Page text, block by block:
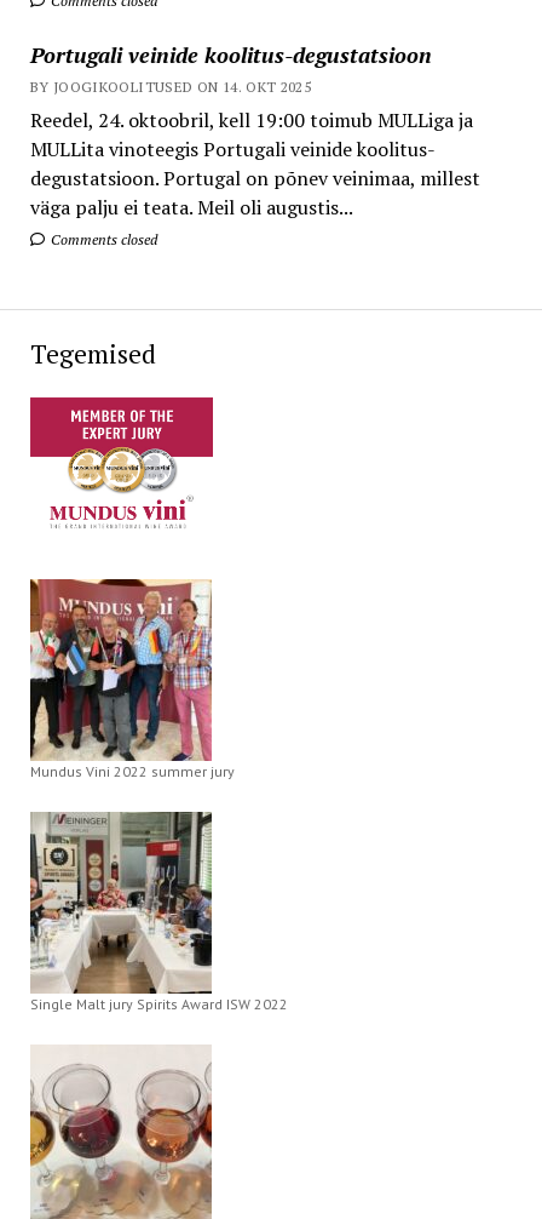
Portugali veinide koolitus-degustatsioon
BY JOOGIKOOLITUSED ON 14. OKT 2025
Reedel, 24. oktoobril, kell 19:00 toimub MULLiga ja
MULLita vinoteegis Portugali veinide koolitus-
degustatsioon. Portugal on põnev veinimaa, millest
väga palju ei teata. Meil oli augustis...
Comments closed
Tegemised
Mundus Vini 2022 summer jury
Single Malt jury Spirits Award ISW 2022